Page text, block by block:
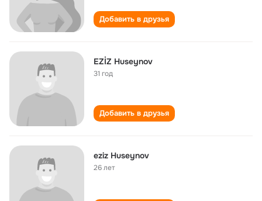
Добавить в друзья
EZİZ Huseynov
31 год
Добавить в друзья
eziz Huseynov
26 лет